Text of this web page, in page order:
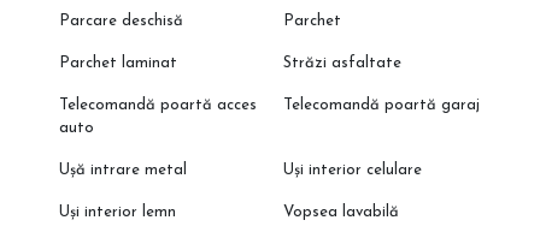
Parcare deschisă Parchet
Parchet laminat Străzi asfaltate
Telecomandă poartă acces
auto
Telecomandă poartă garaj
Ușă intrare metal Uși interior celulare
Uși interior lemn Vopsea lavabilă